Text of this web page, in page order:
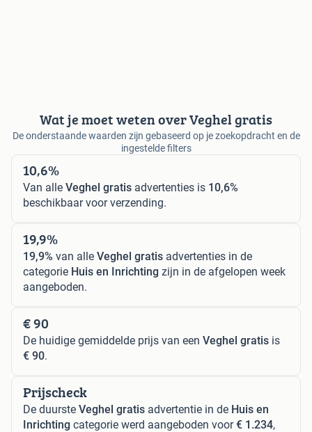
Wat je moet weten over Veghel gratis
De onderstaande waarden zijn gebaseerd op je zoekopdracht en de
ingestelde filters
10,6%
Van alle Veghel gratis advertenties is 10,6%
beschikbaar voor verzending.
19,9%
19,9% van alle Veghel gratis advertenties in de
categorie Huis en Inrichting zijn in de afgelopen week
aangeboden.
€ 90
De huidige gemiddelde prijs van een Veghel gratis is
€ 90.
Prijscheck
De duurste Veghel gratis advertentie in de Huis en
Inrichting categorie werd aangeboden voor€ 1.234,